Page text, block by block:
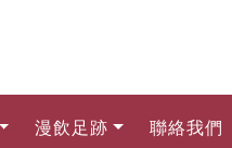
漫飲足跡 聯絡我們